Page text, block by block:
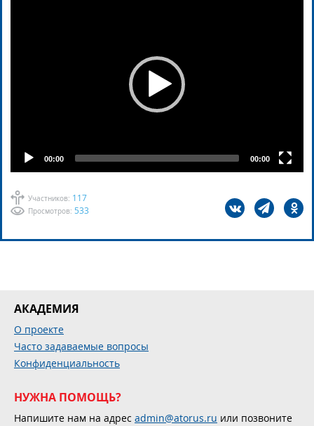
Участников: 117
Просмотров: 533
00:00 00:00
АКАДЕМИЯ
О проекте
Часто задаваемые вопросы
Конфиденциальность
НУЖНА ПОМОЩЬ?
Напишите нам на адрес admin@atorus.ru или позвоните